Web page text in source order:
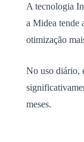
A tecnologia
a Midea tende
otimização
No uso diário,
meses.